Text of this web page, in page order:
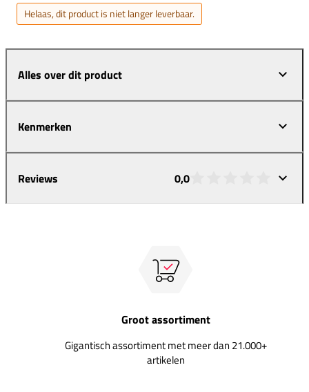
Helaas, dit product is niet langer leverbaar.
Alles over dit product
Kenmerken
Reviews 0,0
Groot assortiment
Gigantisch assortiment met meer dan 21.000+
artikelen